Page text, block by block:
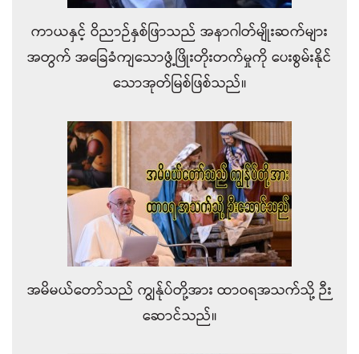
ကာယနှင့် ဝိညာဉ်နှစ်ဖြာသည် အနာဂါတ်မျိုးဆက်များ
အတွက် အခြေခံကျသောဖွံ့ဖြိုးတိုးတက်မှုကို ပေးစွမ်းနိုင်
သောအုတ်မြစ်ဖြစ်သည်။
အမိမယ်တော်သည် ကျွန်ုပ်တို့အား ထာဝရအသက်သို့ ဉီး
ဆောင်သည်။